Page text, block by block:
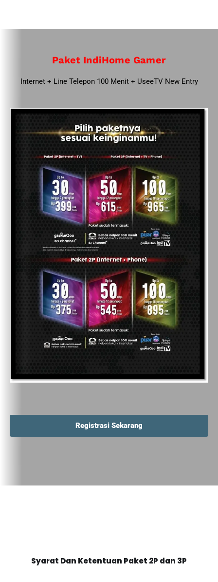
Paket IndiHome Gamer
Internet + Line Telepon 100 Menit + UseeTV New Entry
Registrasi Sekarang
Syarat Dan Ketentuan Paket 2P dan 3P